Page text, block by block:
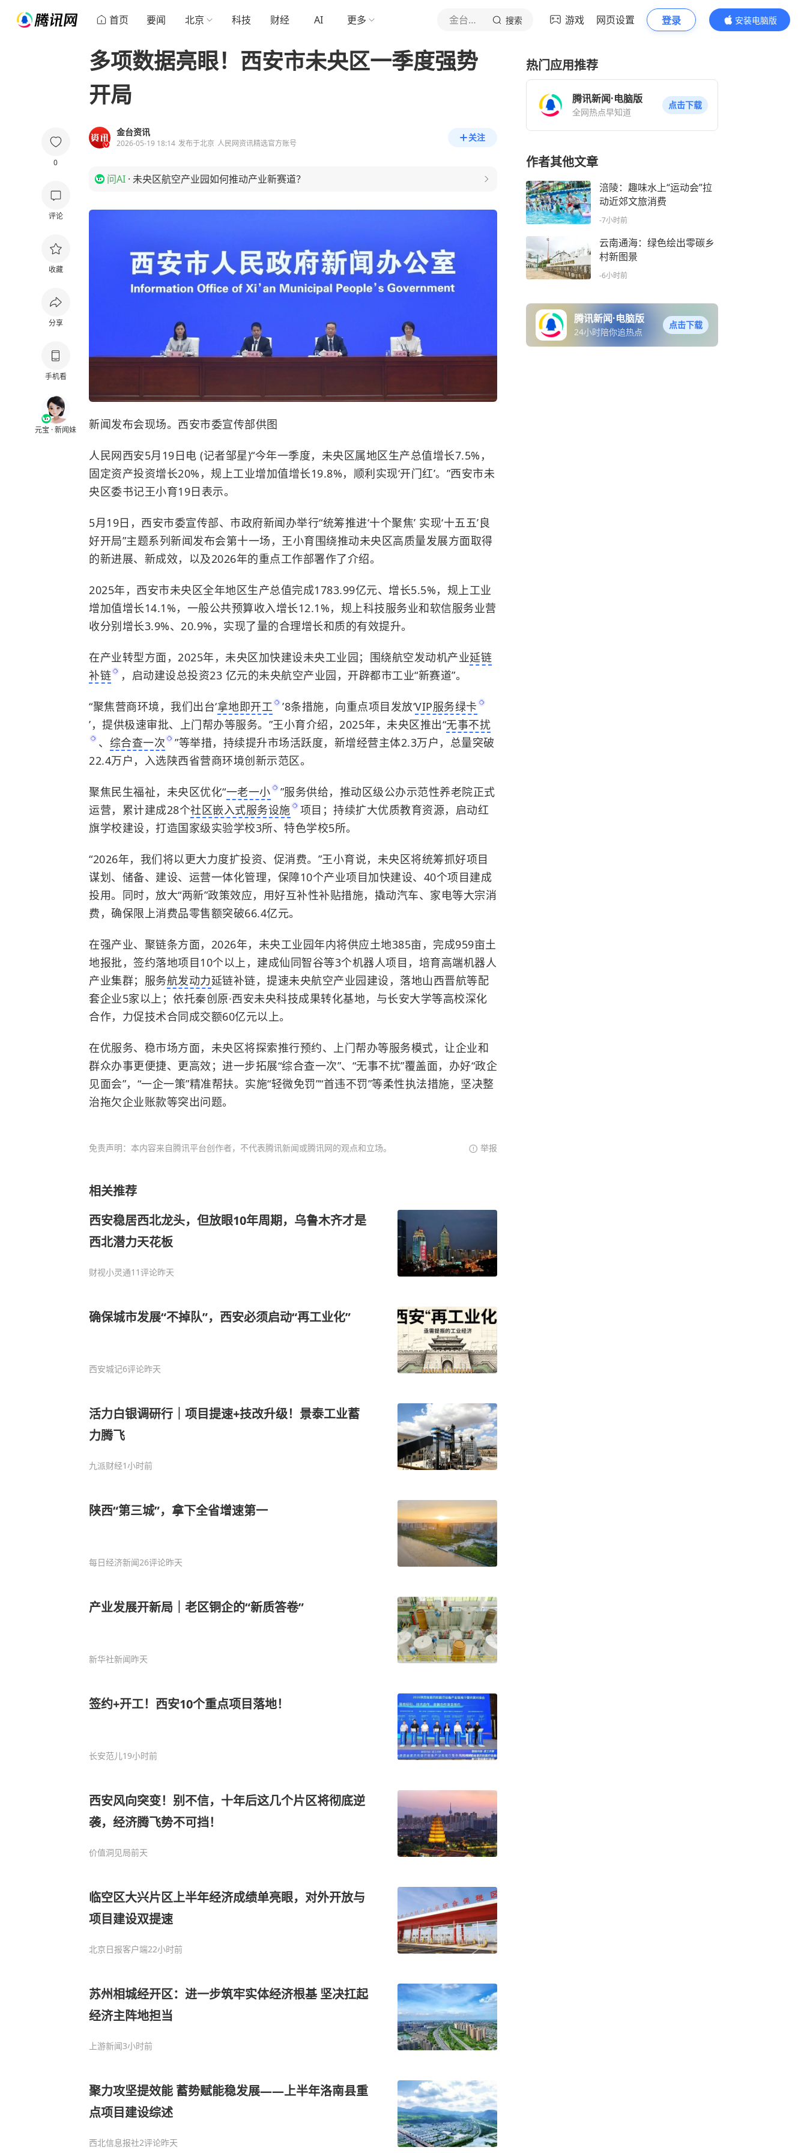
首页 要闻 北京 科技 财经 AI 更多 金台资讯 搜索 游戏 网页设置 登录
安装电脑版
内容更精彩
0
评论
收藏
分享
手机看
元宝 · 新闻妹
多项数据亮眼！西安市未央区一季度强势
开局
金台资讯
2026-05-19 18:14 发布于北京 人民网资讯精选官方账号
关注
问AI · 未央区航空产业园如何推动产业新赛道？
新闻发布会现场。西安市委宣传部供图
人民网西安5月19日电 (记者邹星)“今年一季度，未央区属地区生产总值增长7.5%，
固定资产投资增长20%，规上工业增加值增长19.8%，顺利实现‘开门红’。”西安市未
央区委书记王小育19日表示。
5月19日，西安市委宣传部、市政府新闻办举行“统筹推进‘十个聚焦’ 实现‘十五五’良
好开局”主题系列新闻发布会第十一场，王小育围绕推动未央区高质量发展方面取得
的新进展、新成效，以及2026年的重点工作部署作了介绍。
2025年，西安市未央区全年地区生产总值完成1783.99亿元、增长5.5%，规上工业
增加值增长14.1%，一般公共预算收入增长12.1%，规上科技服务业和软信服务业营
收分别增长3.9%、20.9%，实现了量的合理增长和质的有效提升。
在产业转型方面，2025年，未央区加快建设未央工业园；围绕航空发动机产业延链
补链
，启动建设总投资23 亿元的未央航空产业园，开辟都市工业“新赛道”。
“聚焦营商环境，我们出台‘拿地即开工 ’8条措施，向重点项目发放‘VIP服务绿卡
’，提供极速审批、上门帮办等服务。”王小育介绍，2025年，未央区推出“无事不扰
、 综合查一次
”等举措，持续提升市场活跃度，新增经营主体2.3万户，总量突破
22.4万户，入选陕西省营商环境创新示范区。
聚焦民生福祉，未央区优化“一老一小
”服务供给，推动区级公办示范性养老院正式
运营，累计建成28个社区嵌入式服务设施
项目；持续扩大优质教育资源，启动红
旗学校建设，打造国家级实验学校3所、特色学校5所。
“2026年，我们将以更大力度扩投资、促消费。”王小育说，未央区将统筹抓好项目
谋划、储备、建设、运营一体化管理，保障10个产业项目加快建设、40个项目建成
投用。同时，放大“两新”政策效应，用好互补性补贴措施，撬动汽车、家电等大宗消
费，确保限上消费品零售额突破66.4亿元。
在强产业、聚链条方面，2026年，未央工业园年内将供应土地385亩，完成959亩土
地报批，签约落地项目10个以上，建成仙同智谷等3个机器人项目，培育高端机器人
产业集群；服务航发动力延链补链，提速未央航空产业园建设，落地山西晋航等配
套企业5家以上；依托秦创原·西安未央科技成果转化基地，与长安大学等高校深化
合作，力促技术合同成交额60亿元以上。
在优服务、稳市场方面，未央区将探索推行预约、上门帮办等服务模式，让企业和
群众办事更便捷、更高效；进一步拓展“综合查一次”、“无事不扰”覆盖面，办好“政企
见面会”，“一企一策”精准帮扶。实施“轻微免罚”“首违不罚”等柔性执法措施，坚决整
治拖欠企业账款等突出问题。
免责声明：本内容来自腾讯平台创作者，不代表腾讯新闻或腾讯网的观点和立场。 举报
相关推荐
西安稳居西北龙头，但放眼10年周期，乌鲁木齐才是
西北潜力天花板
财视小灵通11评论昨天
确保城市发展“不掉队”，西安必须启动“再工业化”
西安城记6评论昨天
活力白银调研行｜项目提速+技改升级！景泰工业蓄
力腾飞
九派财经1小时前
陕西“第三城”，拿下全省增速第一
每日经济新闻26评论昨天
产业发展开新局｜老区铜企的“新质答卷”
新华社新闻昨天
签约+开工！西安10个重点项目落地！
长安范儿19小时前
西安风向突变！别不信，十年后这几个片区将彻底逆
袭，经济腾飞势不可挡！
价值洞见局前天
临空区大兴片区上半年经济成绩单亮眼，对外开放与
项目建设双提速
北京日报客户端22小时前
苏州相城经开区：进一步筑牢实体经济根基 坚决扛起
经济主阵地担当
上游新闻3小时前
聚力攻坚提效能 蓄势赋能稳发展——上半年洛南县重
点项目建设综述
西北信息报社2评论昨天
热门应用推荐
腾讯新闻·电脑版
全网热点早知道
点击下载
作者其他文章
涪陵：趣味水上“运动会”拉
动近郊文旅消费
-7小时前
云南通海：绿色绘出零碳乡
村新图景
-6小时前
腾讯新闻·电脑版
24小时陪你追热点
点击下载